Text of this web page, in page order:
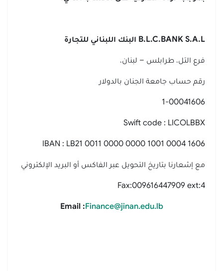
B.L.C.BANK S.A.L
فرع التل، طرابلس – لبنان،
رقم حساب جامعة الجنان بالدولار
1-00041606
Swift code : LICOLBBX
IBAN : LB21 0011 0000 0000 1001 0004 1606
مع إشعارنا بتاريخ التحويل عبر الفاكس أو البريد الإلكتروني
Fax:009616447909 ext:4
Email :Finance@jinan.edu.lb